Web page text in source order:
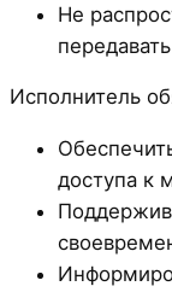
Не
Исполнитель
доступа к